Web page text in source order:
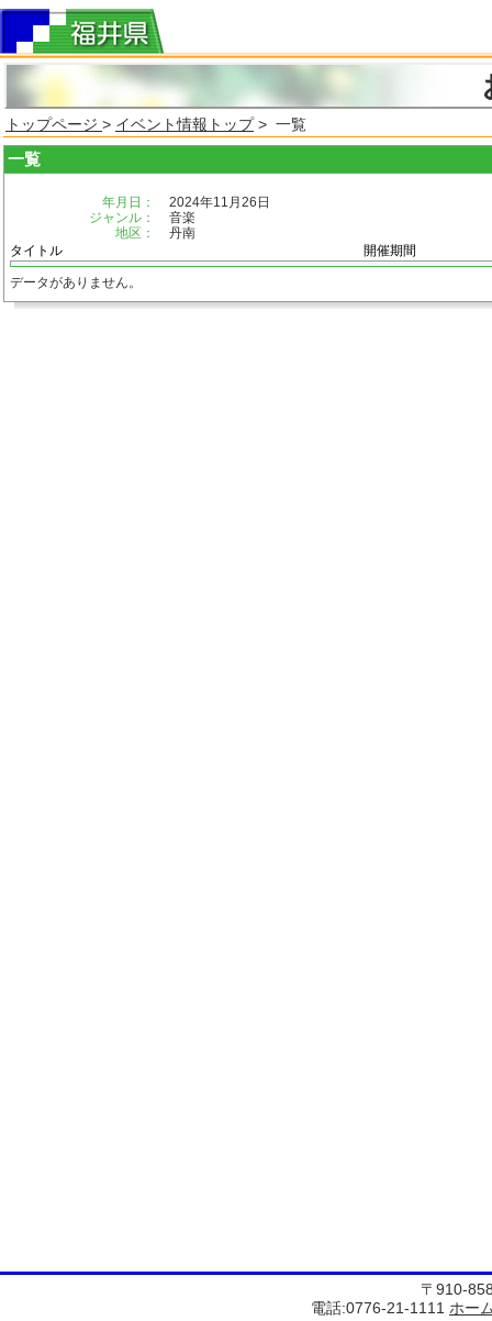
トップページ > イベント情報トップ> 一覧
一覧
年月日：
2024年11月26日
ジャンル：
音楽
地区：
丹南
タイトル
開催期間
データがありません。
〒910-
電話:0776-21-1111 ホー